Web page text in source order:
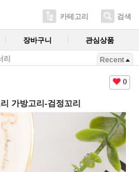
카테고리 검색
장바구니 관심상품
리 Recent
0
가방고리-검정꼬리